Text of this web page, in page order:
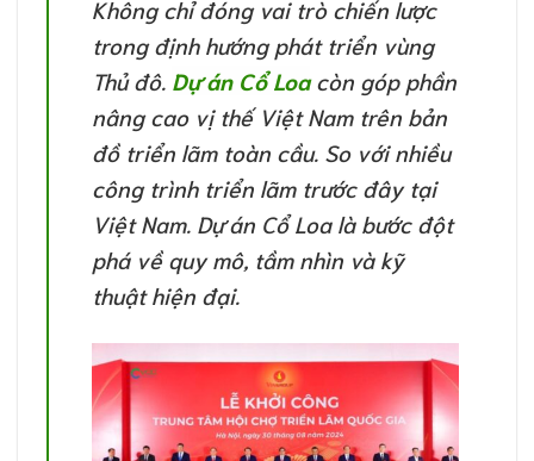
Không chỉ đóng vai trò chiến lược
trong định hướng phát triển vùng
Thủ đô. Dự án Cổ Loacòn góp phần
nâng cao vị thế Việt Nam trên bản
đồ triển lãm toàn cầu. So với nhiều
công trình triển lãm trước đây tại
Việt Nam. Dự án Cổ Loa là bước đột
phá về quy mô, tầm nhìn và kỹ
thuật hiện đại.